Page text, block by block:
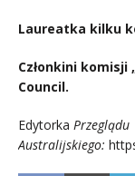
Laureatka kilku
Członkini
Council.
Edytorka Przeglądu
Australijskiego: